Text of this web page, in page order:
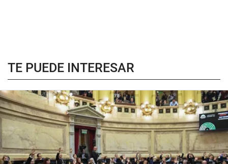
TE PUEDE INTERESAR